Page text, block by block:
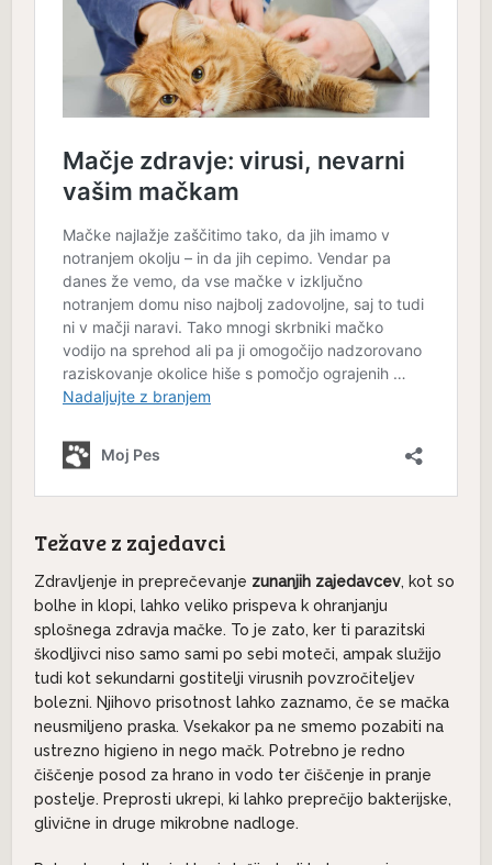
Težave z zajedavci
Zdravljenje in preprečevanje zunanjih zajedavcev, kot so
bolhe in klopi, lahko veliko prispeva k ohranjanju
splošnega zdravja mačke. To je zato, ker ti parazitski
škodljivci niso samo sami po sebi moteči, ampak služijo
tudi kot sekundarni gostitelji virusnih povzročiteljev
bolezni. Njihovo prisotnost lahko zaznamo, če se mačka
neusmiljeno praska. Vsekakor pa ne smemo pozabiti na
ustrezno higieno in nego mačk. Potrebno je redno
čiščenje posod za hrano in vodo ter čiščenje in pranje
postelje. Preprosti ukrepi, ki lahko preprečijo bakterijske,
glivične in druge mikrobne nadloge.